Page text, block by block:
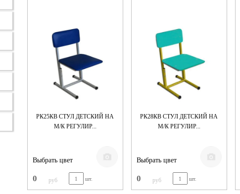
РК25КВ СТУЛ ДЕТСКИЙ НА
М/К РЕГУЛИР...
Выбрать цвет
0 руб шт.
РК28КВ СТУЛ ДЕТСКИЙ НА
М/К РЕГУЛИР...
Выбрать цвет
0 руб шт.